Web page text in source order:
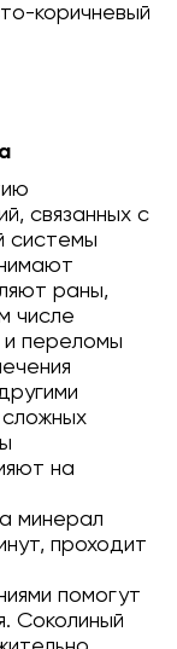
коричневый
связанных с
системы
раны,
числе
и переломы
на
минерал
проходит
помогут
Соколиный